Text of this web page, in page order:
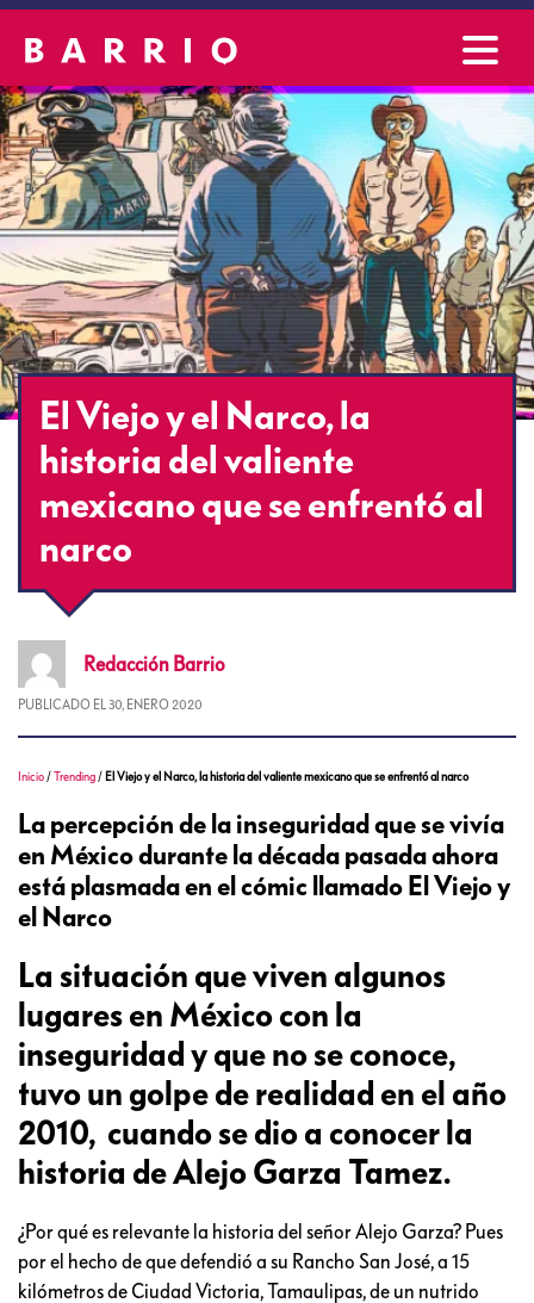
El Viejo y el Narco, la
historia del valiente
mexicano que se enfrentó al
narco
Redacción Barrio
PUBLICADO EL 30, ENERO 2020
Inicio /Trending / El Viejo y el Narco, la historia del valiente mexicano que se enfrentó al narco
La percepción de la inseguridad que se vivía
en México durante la década pasada ahora
está plasmada en el cómic llamado El Viejo y
el Narco
La situación que viven algunos
lugares en México con la
inseguridad y que no se conoce,
tuvo un golpe de realidad en el año
2010, cuando se dio a conocer la
historia de Alejo Garza Tamez.
¿Por qué es relevante la historia del señor Alejo Garza? Pues
por el hecho de que defendió a su Rancho San José, a 15
kilómetros de Ciudad Victoria, Tamaulipas, de un nutrido